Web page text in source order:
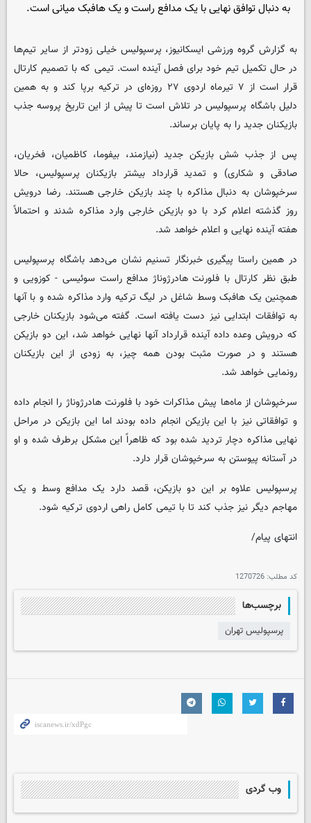
به دنبال توافق نهایی با یک مدافع راست و یک هافبک میانی است.
به گزارش گروه ورزشی ایسکانیوز، پرسپولیس خیلی زودتر از سایر تیم‌ها
در حال تکمیل تیم خود برای فصل آینده است. تیمی که با تصمیم کارتال
قرار است از ۷ تیرماه اردوی ۲۷ روزه‌ای در ترکیه برپا کند و به همین
دلیل باشگاه پرسپولیس در تلاش است تا پیش از این تاریخ پروسه جذب
بازیکنان جدید را به پایان برساند.
پس از جذب شش بازیکن جدید (نیازمند، بیفوما، کاظمیان، فخریان،
صادقی و شکاری) و تمدید قرارداد بیشتر بازیکنان پرسپولیس، حالا
سرخپوشان به دنبال مذاکره با چند بازیکن خارجی هستند. رضا درویش
روز گذشته اعلام کرد با دو بازیکن خارجی وارد مذاکره شدند و احتمالاً
هفته آینده نهایی و اعلام خواهد شد.
در همین راستا پیگیری خبرنگار تسنیم نشان می‌دهد باشگاه پرسپولیس
طبق نظر کارتال با فلورنت هادرژوناژ مدافع راست سوئیسی - کوزویی و
همچنین یک هافبک وسط شاغل در لیگ ترکیه وارد مذاکره شده و با آنها
به توافقات ابتدایی نیز دست یافته است. گفته می‌شود بازیکنان خارجی
که درویش وعده داده آینده قرارداد آنها نهایی خواهد شد، این دو بازیکن
هستند و در صورت مثبت بودن همه چیز، به زودی از این بازیکنان
رونمایی خواهد شد.
سرخپوشان از ماه‌ها پیش مذاکرات خود با فلورنت هادرژوناژ را انجام داده
و توافقاتی نیز با این بازیکن انجام داده بودند اما این بازیکن در مراحل
نهایی مذاکره دچار تردید شده بود که ظاهراً این مشکل برطرف شده و او
در آستانه پیوستن به سرخپوشان قرار دارد.
پرسپولیس علاوه بر این دو بازیکن، قصد دارد یک مدافع وسط و یک
مهاجم دیگر نیز جذب کند تا با تیمی کامل راهی اردوی ترکیه شود.
انتهای پیام/
کد مطلب: 1270726
برچسب‌ها
پرسپولیس تهران
وب گردی